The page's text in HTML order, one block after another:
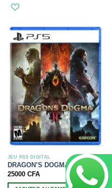
JEU PS5 DIGITAL
DRAGON’S DOGMA 2 – PS5
25000 CFA